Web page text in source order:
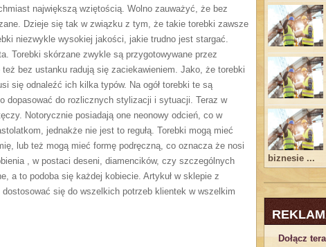
największą wziętością. Wolno zauważyć, że bez
Dzieje się tak w związku z tym, że takie torebki zawsze
niezwykle wysokiej jakości, jakie trudno jest stargać.
Torebki skórzane zwykle są przygotowywane przez
bez ustanku radują się zaciekawieniem. Jako, że torebki
się odnaleźć ich kilka typów. Na ogół torebki te są
dopasować do rozlicznych stylizacji i sytuacji. Teraz w
Notorycznie posiadają one neonowy odcień, co w
jednakże nie jest to regułą. Torebki mogą mieć
lub też mogą mieć formę podręczną, co oznacza że nosi
, w postaci deseni, diamencików, czy szczególnych
a to podoba się każdej kobiecie. Artykuł w sklepie z
się do wszelkich potrzeb klientek w wszelkim
biznesie ...
Dołącz